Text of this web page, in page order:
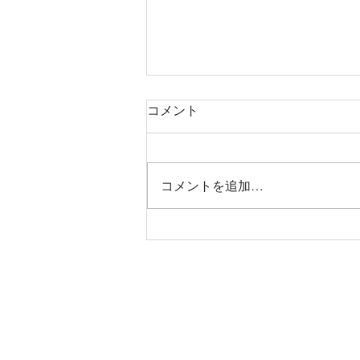
烏丸御池個室美容院＊ツート
コメント
コメントを追加…